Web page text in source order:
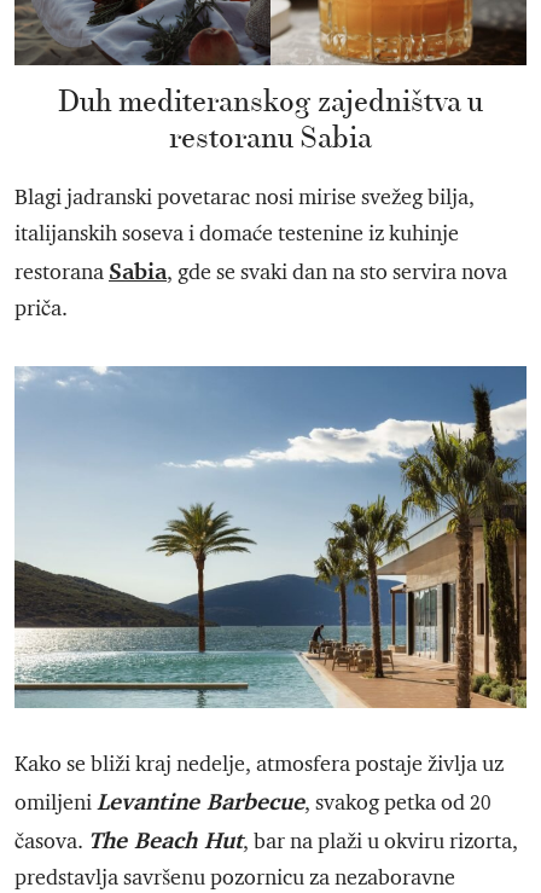
Duh mediteranskog zajedništva u
restoranu Sabia
Blagi jadranski povetarac nosi mirise svežeg bilja,
italijanskih soseva i domaće testenine iz kuhinje
restorana Sabia, gde se svaki dan na sto servira nova
priča.
Kako se bliži kraj nedelje, atmosfera postaje življa uz
omiljeni Levantine Barbecue, svakog petka od 20
časova. The Beach Hut, bar na plaži u okviru rizorta,
predstavlja savršenu pozornicu za nezaboravne